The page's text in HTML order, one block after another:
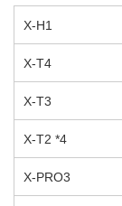
X-H1
X-T4
X-T3
X-T2 *4
X-PRO3